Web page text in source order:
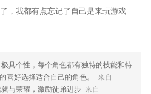
，我都有点忘记了自己是来玩游戏
极具个性，每个角色都有独特的技能和特
喜好选择适合自己的角色。
来自
就与荣耀，激励徒弟进步 来自